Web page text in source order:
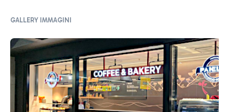
GALLERY IMMAGINI